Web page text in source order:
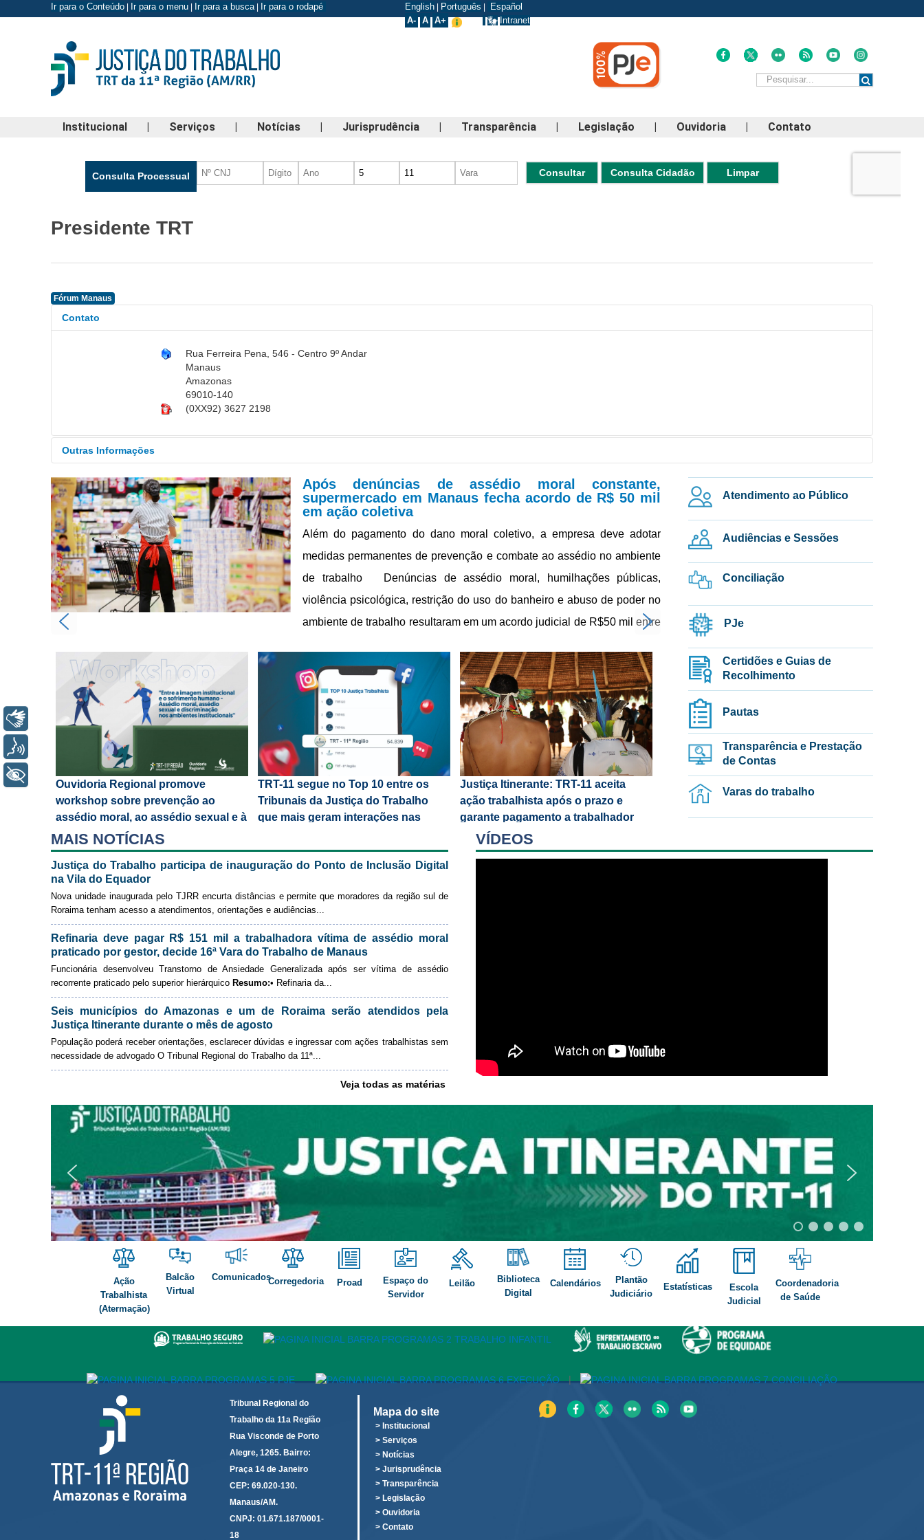
Ir para o Conteúdo Ir para o menu Ir para a busca| Ir para o rodapé English Português
Español
A- A A+ Intranet
Institucional | Serviços | Notícias | Jurisprudência | Transparência | Legislação | Ouvidoria | Contato
Presidente TRT
Fórum Manaus
Contato
Rua Ferreira Pena, 546 - Centro 9º Andar
Manaus
Amazonas
69010-140
(0XX92) 3627 2198
Outras Informações
Horário de Atendimento: Segunda a sexta - 7h30 às 14h30
Após denúncias de assédio moral constante,
supermercado em Manaus fecha acordo de R$ 50 mil
em ação coletiva
Além do pagamento do dano moral coletivo, a empresa deve adotar
medidas permanentes de prevenção e combate ao assédio no ambiente
de trabalho Denúncias de assédio moral, humilhações públicas,
violência psicológica, restrição do uso do banheiro e abuso de poder no
ambiente de trabalho resultaram em um acordo judicial de R$50 mil entre
Ouvidoria Regional promove
workshop sobre prevenção ao
assédio moral, ao assédio sexual e à
discriminação
TRT-11 segue no Top 10 entre os
Tribunais da Justiça do Trabalho
que mais geram interações nas
Justiça Itinerante: TRT-11 aceita
ação trabalhista após o prazo e
garante pagamento a trabalhador
indígena em Atalaia do Norte (AM)
Atendimento ao Público
Audiências e Sessões
Conciliação
PJe
Certidões e Guias de
Recolhimento
Pautas
Transparência e Prestação
de Contas
Varas do trabalho
MAIS NOTÍCIAS
Justiça do Trabalho participa de inauguração do Ponto de Inclusão Digital
na Vila do Equador
Nova unidade inaugurada pelo TJRR encurta distâncias e permite que moradores da região sul de
Roraima tenham acesso a atendimentos, orientações e audiências
Refinaria deve pagar R$ 151 mil a trabalhadora vítima de assédio moral
praticado por gestor, decide 16ª Vara do Trabalho de Manaus
Funcionária desenvolveu Transtorno de Ansiedade Generalizada após ser vítima de assédio
recorrente praticado pelo superior hierárquico Resumo:• Refinaria da...
Seis municípios do Amazonas e um de Roraima serão atendidos pela
Justiça Itinerante durante o mês de agosto
População poderá receber orientações, esclarecer dúvidas e ingressar com ações trabalhistas sem
necessidade de advogado O Tribunal Regional do Trabalho da 11ª...
Veja todas as matérias
VÍDEOS
itinerancia agosto
Ação
Trabalhista
(Atermação)
Balcão
Virtual
ComunicadosCorregedoria Proad
Espaço do
Servidor
Leilão
Biblioteca
Digital
Calendários
Plantão
Judiciário
Estatísticas
Escola
Judicial
Coordenadoria
de Saúde
|
Tribunal Regional do
Trabalho da 11a Região
Rua Visconde de Porto
Alegre, 1265. Bairro:
Praça 14 de Janeiro
CEP: 69.020-130.
Manaus/AM.
CNPJ: 01.671.187/0001-
18
Mapa do site
> Institucional
> Serviços
> Notícias
> Jurisprudência
> Transparência
> Legislação
> Ouvidoria
> Contato
Libras
+ Acessibilidade